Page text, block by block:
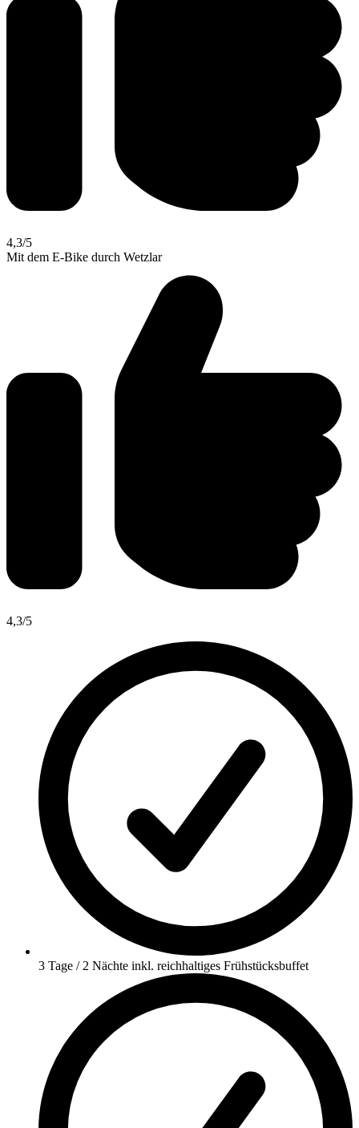
4,3/5
Mit dem E-Bike durch Wetzlar
4,3/5
3 Tage / 2 Nächte inkl. reichhaltiges Frühstücksbuffet